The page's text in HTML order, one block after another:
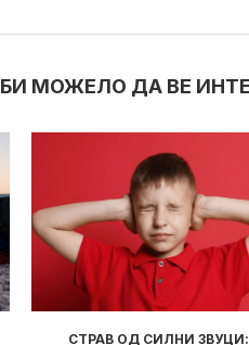
БИ МОЖЕЛО ДА ВЕ
ДЕТЕТО ТИ КАЖА „ТЕ